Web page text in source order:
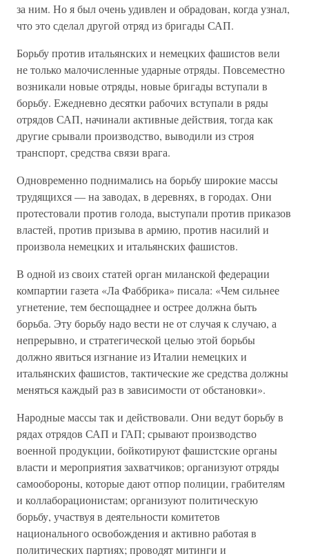
за ним. Но я был очень удивлен и обрадован, когда узнал,
что это сделал другой отряд из бригады САП.
Борьбу против итальянских и немецких фашистов вели
не только малочисленные ударные отряды. Повсеместно
возникали новые отряды, новые бригады вступали в
борьбу. Ежедневно десятки рабочих вступали в ряды
отрядов САП, начинали активные действия, тогда как
другие срывали производство, выводили из строя
транспорт, средства связи врага.
Одновременно поднимались на борьбу широкие массы
трудящихся — на заводах, в деревнях, в городах. Они
протестовали против голода, выступали против приказов
властей, против призыва в армию, против насилий и
произвола немецких и итальянских фашистов.
В одной из своих статей орган миланской федерации
компартии газета «Ла Фаббрика» писала: «Чем сильнее
угнетение, тем беспощаднее и острее должна быть
борьба. Эту борьбу надо вести не от случая к случаю, а
непрерывно, и стратегической целью этой борьбы
должно явиться изгнание из Италии немецких и
итальянских фашистов, тактические же средства должны
меняться каждый раз в зависимости от обстановки».
Народные массы так и действовали. Они ведут борьбу в
рядах отрядов САП и ГАП; срывают производство
военной продукции, бойкотируют фашистские органы
власти и мероприятия захватчиков; организуют отряды
самообороны, которые дают отпор полиции, грабителям
и коллаборационистам; организуют политическую
борьбу, участвуя в деятельности комитетов
национального освобождения и активно работая в
политических партиях; проводят митинги и